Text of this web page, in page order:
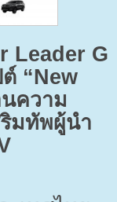
Leader G
“New
ความ
มทัพผู้นำ